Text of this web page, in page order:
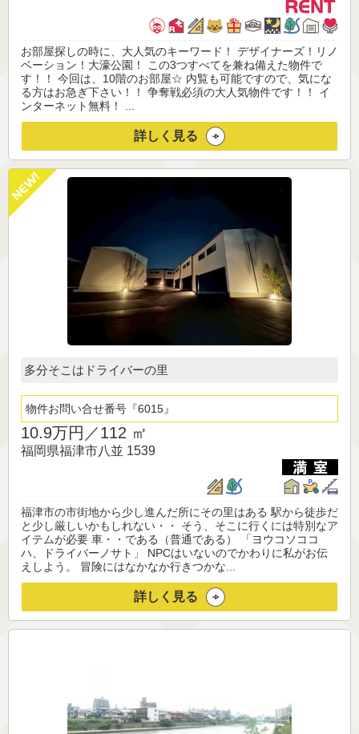
お部屋探しの時に、大人気のキーワード！ デザイナーズ！リノ
ベーション！大濠公園！ この3つすべてを兼ね備えた物件で
す！！ 今回は、10階のお部屋☆ 内覧も可能ですので、気にな
る方はお急ぎ下さい！！ 争奪戦必須の大人気物件です！！ イ
ンターネット無料！ ...
詳しく見る
多分そこはドライバーの里
物件お問い合せ番号 6015
10.9万円／112 ㎡
福岡県福津市八並 1539
福津市の市街地から少し進んだ所にその里はある 駅から徒歩だ
と少し厳しいかもしれない・・ そう、そこに行くには特別なア
イテムが必要 車・・である（普通である） 「ヨウコソココ
ハ、ドライバーノサト」 NPCはいないのでかわりに私がお伝
えしよう。 冒険にはなかなか行きつかな...
詳しく見る